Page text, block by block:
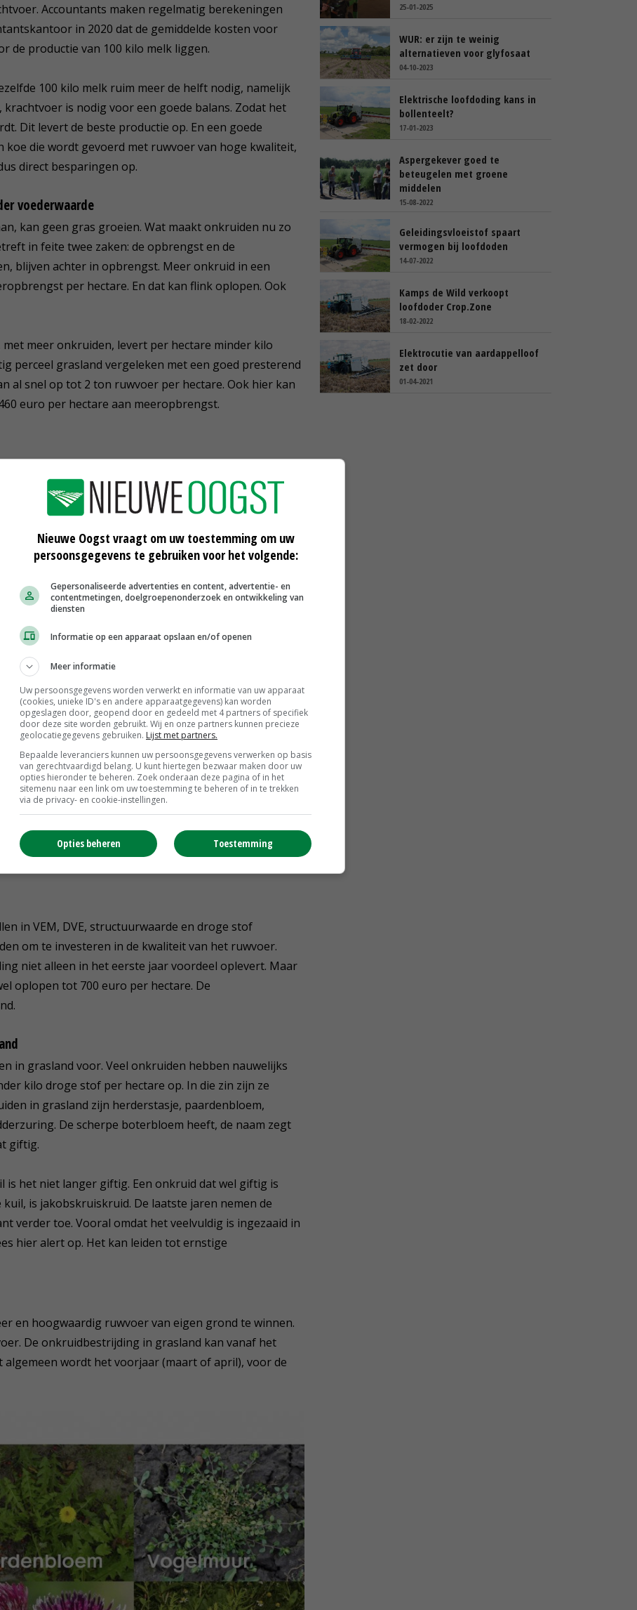
Accountants maken regelmatig berekeningen
in 2020 dat de gemiddelde kosten voor
de productie van 100 kilo melk liggen.
100 kilo melk ruim meer de helft nodig, namelijk
is nodig voor een goede balans. Zodat het
Dit levert de beste productie op. En een goede
koe die wordt gevoerd met ruwvoer van hoge kwaliteit,
direct besparingen op.
voederwaarde
kan geen gras groeien. Wat maakt onkruiden nu zo
in feite twee zaken: de opbrengst en de
blijven achter in opbrengst. Meer onkruid in een
per hectare. En dat kan flink oplopen. Ook
meer onkruiden, levert per hectare minder kilo
perceel grasland vergeleken met een goed presterend
al snel op tot 2 ton ruwvoer per hectare. Ook hier kan
euro per hectare aan meeropbrengst.
zeker ook voor de voederwaarde. Hoogwaardig
een hogere voederwaarde vergeleken met slecht
als paardenbloem en herderstasje.
in VEM, DVE, structuurwaarde en droge stof
om te investeren in de kwaliteit van het ruwvoer.
niet alleen in het eerste jaar voordeel oplevert. Maar
oplopen tot 700 euro per hectare. De
in grasland voor. Veel onkruiden hebben nauwelijks
kilo droge stof per hectare op. In die zin zijn ze
in grasland zijn herderstasje, paardenbloem,
De scherpe boterbloem heeft, de naam zegt
giftig.
is het niet langer giftig. Een onkruid dat wel giftig is
is jakobskruiskruid. De laatste jaren nemen de
verder toe. Vooral omdat het veelvuldig is ingezaaid in
hier alert op. Het kan leiden tot ernstige
en hoogwaardig ruwvoer van eigen grond te winnen.
De onkruidbestrijding in grasland kan vanaf het
wordt het voorjaar (maart of april), voor de
25-01-2025
WUR: er zijn te weinig
alternatieven voor glyfosaat
04-10-2023
Elektrische loofdoding kans in
bollenteelt?
17-01-2023
Aspergekever goed te
beteugelen met groene
middelen
15-08-2022
Geleidingsvloeistof spaart
vermogen bij loofdoden
14-07-2022
Kamps de Wild verkoopt
loofdoder Crop.Zone
18-02-2022
Elektrocutie van aardappelloof
zet door
01-04-2021
Nieuwe Oogst vraagt om uw toestemming om uw
persoonsgegevens te gebruiken voor het volgende:
Gepersonaliseerde advertenties en content, advertentie- en
contentmetingen, doelgroepenonderzoek en ontwikkeling van
diensten
Informatie op een apparaat opslaan en/of openen
Meer informatie
Uw persoonsgegevens worden verwerkt en informatie van uw apparaat
(cookies, unieke ID's en andere apparaatgegevens) kan worden
opgeslagen door, geopend door en gedeeld met 4 partners of specifiek
door deze site worden gebruikt. Wij en onze partners kunnen precieze
geolocatiegegevens gebruiken. Lijst met partners.
Bepaalde leveranciers kunnen uw persoonsgegevens verwerken op basis
van gerechtvaardigd belang. U kunt hiertegen bezwaar maken door uw
opties hieronder te beheren. Zoek onderaan deze pagina of in het
sitemenu naar een link om uw toestemming te beheren of in te trekken
via de privacy- en cookie-instellingen.
Toestemming
Opties beheren